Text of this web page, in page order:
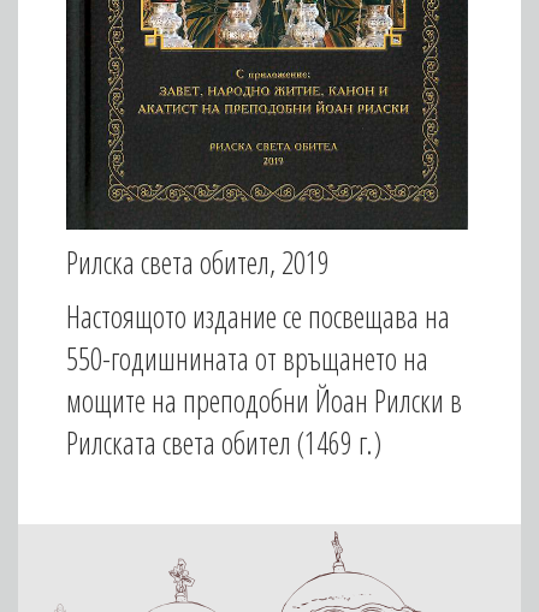
Рилска света обител, 2019
Настоящото издание се посвещава на
550-годишнината от връщането на
мощите на преподобни Йоан Рилски в
Рилската света обител (1469 г.)